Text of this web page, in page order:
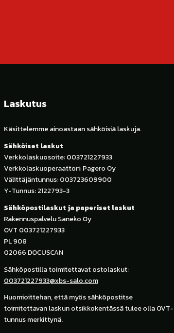
Laskutus
Käsittelemme ainoastaan sähköisiä laskuja.
Sähköiset laskut
Verkkolaskuosoite: 003721227933
Verkkolaskuoperaattori: Pagero Oy
Välittäjäntunnus: 003723609900
Y-Tunnus: 2122793-3
Sähköpostilaskut ja paperiset laskut
Rakennuspalvelu Saneko Oy
OVT 003721227933
PL 908
02066 DOCUSCAN
Sähköpostilla toimitettavat ostolaskut:
003721227933@xbs-salo.com
Huomioittehan, että myös sähköpostitse
toimitettavan laskun otsikkokentässä tulee olla OVT-
tunnus merkittynä.